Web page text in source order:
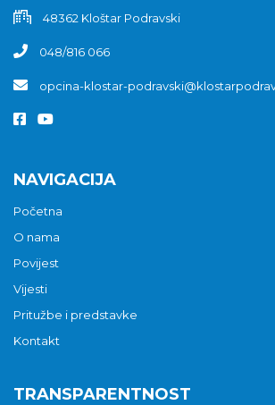
48362 Kloštar Podravski
048/816 066
opcina-klostar-
NAVIGACIJA
Početna
O nama
Povijest
Vijesti
Pritužbe i predstavke
Kontakt
TRANSPARENTNOST